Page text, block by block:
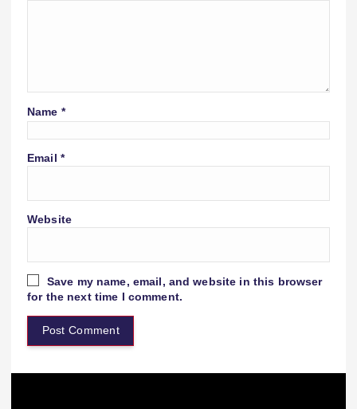
Name *
Email *
Website
Save my name, email, and website in this browser
for the next time I comment.